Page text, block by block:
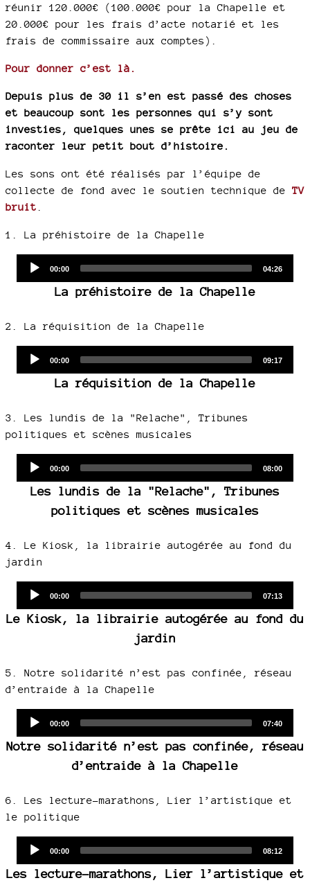
réunir 120.000€ (100.000€ pour la Chapelle et
20.000€ pour les frais d’acte notarié et les
frais de commissaire aux comptes).
Pour donner c’est là.
Depuis plus de 30 il s’en est passé des choses
et beaucoup sont les personnes qui s’y sont
investies, quelques unes se prête ici au jeu de
raconter leur petit bout d’histoire.
Les sons ont été réalisés par l’équipe de
collecte de fond avec le soutien technique de TV
bruit .
1. La préhistoire de la Chapelle
Audio
Current
00:00
Total
04:26
La préhistoire de la Chapelle
2. La réquisition de la Chapelle
Audio
Current
00:00
Total
09:17
La réquisition de la Chapelle
3. Les lundis de la "Relache", Tribunes
politiques et scènes musicales
Audio
Current
00:00
Total
08:00
Les lundis de la "Relache", Tribunes
politiques et scènes musicales
4. Le Kiosk, la librairie autogérée au fond du
jardin
Audio
Current
00:00
Total
07:13
Le Kiosk, la librairie autogérée au fond du
jardin
5. Notre solidarité n’est pas confinée, réseau
d’entraide à la Chapelle
Audio
Current
00:00
Total
07:40
Notre solidarité n’est pas confinée, réseau
d’entraide à la Chapelle
6. Les lecture-marathons, Lier l’artistique et
le politique
Audio
Current
00:00
Total
08:12
Les lecture-marathons, Lier l’artistique et